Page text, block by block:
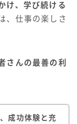
け、学び続ける
、仕事の楽しさ
さんの最善の利
成功体験と充